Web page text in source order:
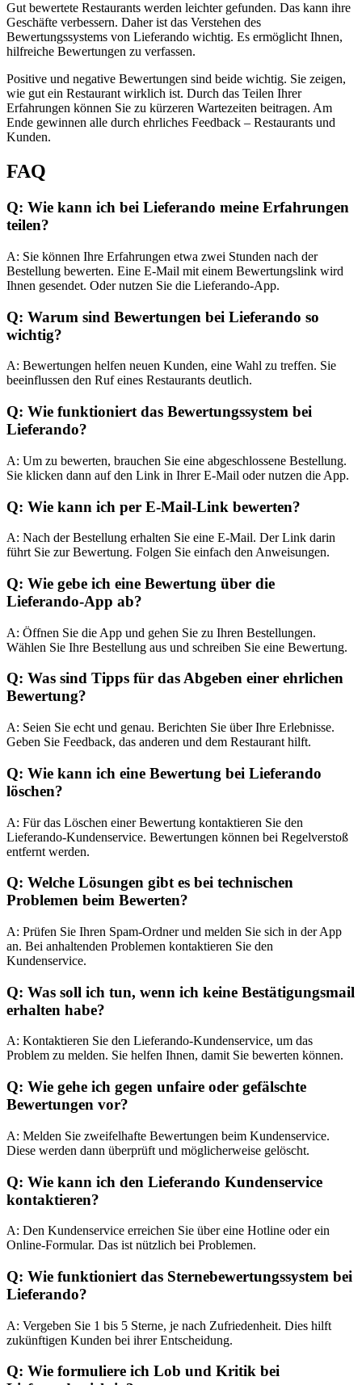
Gut bewertete Restaurants werden leichter gefunden. Das kann ihre
Geschäfte verbessern. Daher ist das Verstehen des
Bewertungssystems von Lieferando wichtig. Es ermöglicht Ihnen,
hilfreiche Bewertungen zu verfassen.
Positive und negative Bewertungen sind beide wichtig. Sie zeigen,
wie gut ein Restaurant wirklich ist. Durch das Teilen Ihrer
Erfahrungen können Sie zu kürzeren Wartezeiten beitragen. Am
Ende gewinnen alle durch ehrliches Feedback – Restaurants und
Kunden.
FAQ
Q: Wie kann ich bei Lieferando meine Erfahrungen
teilen?
A: Sie können Ihre Erfahrungen etwa zwei Stunden nach der
Bestellung bewerten. Eine E-Mail mit einem Bewertungslink wird
Ihnen gesendet. Oder nutzen Sie die Lieferando-App.
Q: Warum sind Bewertungen bei Lieferando so
wichtig?
A: Bewertungen helfen neuen Kunden, eine Wahl zu treffen. Sie
beeinflussen den Ruf eines Restaurants deutlich.
Q: Wie funktioniert das Bewertungssystem bei
Lieferando?
A: Um zu bewerten, brauchen Sie eine abgeschlossene Bestellung.
Sie klicken dann auf den Link in Ihrer E-Mail oder nutzen die App.
Q: Wie kann ich per E-Mail-Link bewerten?
A: Nach der Bestellung erhalten Sie eine E-Mail. Der Link darin
führt Sie zur Bewertung. Folgen Sie einfach den Anweisungen.
Q: Wie gebe ich eine Bewertung über die
Lieferando-App ab?
A: Öffnen Sie die App und gehen Sie zu Ihren Bestellungen.
Wählen Sie Ihre Bestellung aus und schreiben Sie eine Bewertung.
Q: Was sind Tipps für das Abgeben einer ehrlichen
Bewertung?
A: Seien Sie echt und genau. Berichten Sie über Ihre Erlebnisse.
Geben Sie Feedback, das anderen und dem Restaurant hilft.
Q: Wie kann ich eine Bewertung bei Lieferando
löschen?
A: Für das Löschen einer Bewertung kontaktieren Sie den
Lieferando-Kundenservice. Bewertungen können bei Regelverstoß
entfernt werden.
Q: Welche Lösungen gibt es bei technischen
Problemen beim Bewerten?
A: Prüfen Sie Ihren Spam-Ordner und melden Sie sich in der App
an. Bei anhaltenden Problemen kontaktieren Sie den
Kundenservice.
Q: Was soll ich tun, wenn ich keine Bestätigungsmail
erhalten habe?
A: Kontaktieren Sie den Lieferando-Kundenservice, um das
Problem zu melden. Sie helfen Ihnen, damit Sie bewerten können.
Q: Wie gehe ich gegen unfaire oder gefälschte
Bewertungen vor?
A: Melden Sie zweifelhafte Bewertungen beim Kundenservice.
Diese werden dann überprüft und möglicherweise gelöscht.
Q: Wie kann ich den Lieferando Kundenservice
kontaktieren?
A: Den Kundenservice erreichen Sie über eine Hotline oder ein
Online-Formular. Das ist nützlich bei Problemen.
Q: Wie funktioniert das Sternebewertungssystem bei
Lieferando?
A: Vergeben Sie 1 bis 5 Sterne, je nach Zufriedenheit. Dies hilft
zukünftigen Kunden bei ihrer Entscheidung.
Q: Wie formuliere ich Lob und Kritik bei